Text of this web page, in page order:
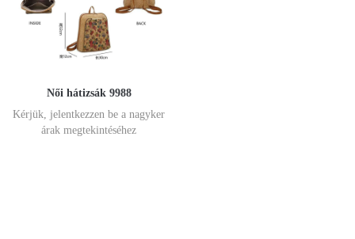
Női hátizsák 9988
Kérjük, jelentkezzen be a nagyker
árak megtekintéséhez